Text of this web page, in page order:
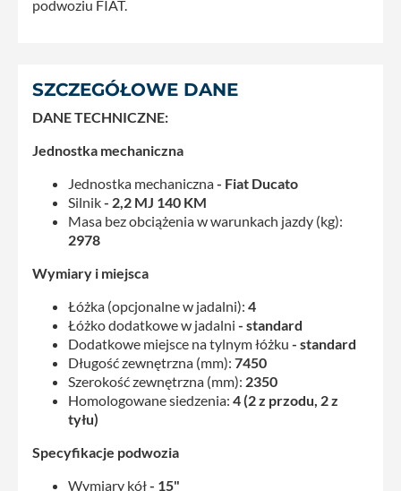
podwoziu FIAT.
SZCZEGÓŁOWE DANE
DANE TECHNICZNE:
Jednostka mechaniczna
Jednostka mechaniczna- Fiat Ducato
Silnik- 2,2 MJ 140 KM
Masa bez obciążenia w warunkach jazdy (kg):
2978
Wymiary i miejsca
Łóżka (opcjonalne w jadalni): 4
Łóżko dodatkowe w jadalni - standard
Dodatkowe miejsce na tylnym łóżku - standard
Długość zewnętrzna (mm): 7450
Szerokość zewnętrzna (mm): 2350
Homologowane siedzenia: 4 (2 z przodu, 2 z
tyłu)
Specyfikacje podwozia
Wymiary kół- 15"